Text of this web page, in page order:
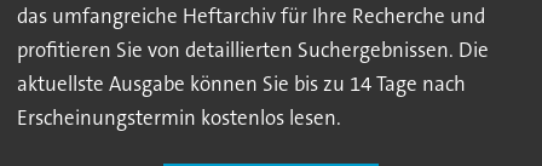
das umfangreiche Heftarchiv für Ihre Recherche und
profitieren Sie von detaillierten Suchergebnissen. Die
aktuellste Ausgabe können Sie bis zu 14 Tage nach
Erscheinungstermin kostenlos lesen.